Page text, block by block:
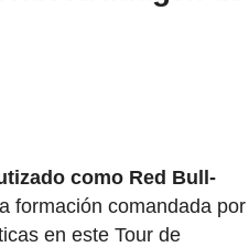
como Red Bull-
formación comandada por
en este Tour de